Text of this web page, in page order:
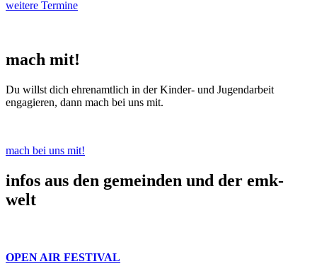
weitere Termine
mach mit!
Du willst dich ehrenamtlich in der Kinder- und Jugendarbeit
engagieren, dann mach bei uns mit.
mach bei uns mit!
infos aus den gemeinden und der emk-
welt
OPEN AIR FESTIVAL